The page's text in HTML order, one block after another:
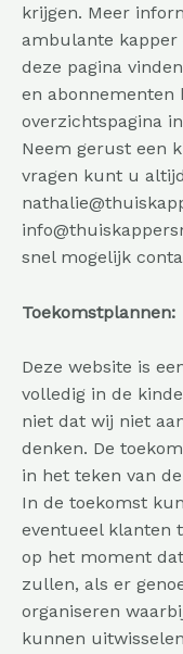
krijgen. Meer
ambulante kapper
deze pagina
en abonnementen
overzichtspagina
Neem gerust een
vragen kunt u
snel mogelijk
Toekomstplannen:
Deze website is
volledig in de
niet dat wij niet
denken. De
in het teken van
In de toekomst
eventueel klanten
op het moment
zullen, als er
organiseren
kunnen